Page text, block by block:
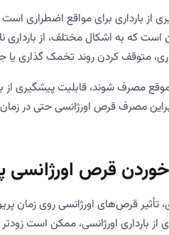
از بارداری برای مواقع اضطراری
که به اشکال مختلف، از
متوقف کردن روند تخمک گذاری یا
خوردن قرص
تأثیر قرص‌های اورژانسی روی
بارداری اورژانسی، ممکن است